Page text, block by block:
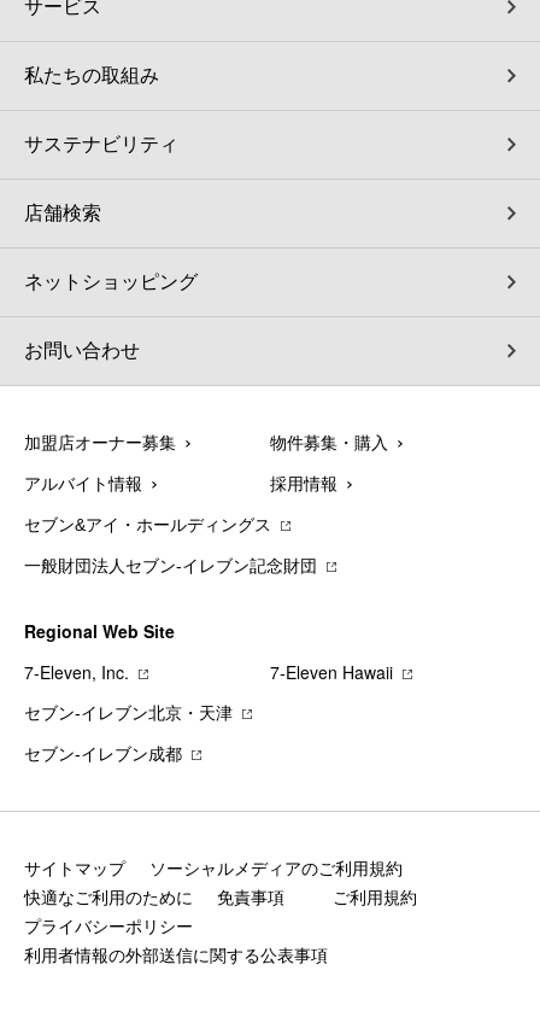
サービス
私たちの取組み
サステナビリティ
店舗検索
ネットショッピング
お問い合わせ
加盟店オーナー募集 物件募集・購入
アルバイト情報 採用情報
セブン&アイ・ホールディングス
一般財団法人セブン-イレブン記念財団
Regional Web Site
7‐Eleven, Inc.
7‐Eleven Hawaii
セブン‐イレブン北京・天津
セブン‐イレブン成都
サイトマップ
ソーシャルメディアのご利用規約
快適なご利用のために
免責事項
ご利用規約
プライバシーポリシー
利用者情報の外部送信に関する公表事項